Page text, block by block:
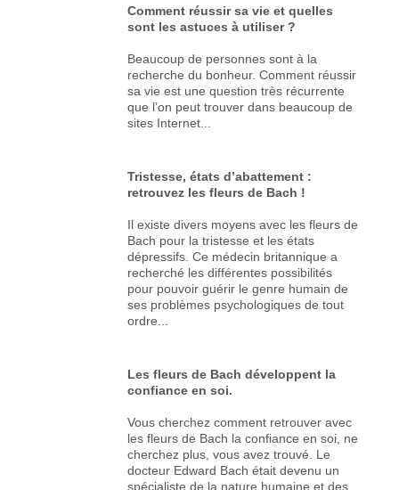
Comment réussir sa vie et quelles
sont les astuces à utiliser ?
Beaucoup de personnes sont à la
recherche du bonheur. Comment réussir
sa vie est une question très récurrente
que l’on peut trouver dans beaucoup de
sites Internet...
Tristesse, états d’abattement :
retrouvez les fleurs de Bach !
Il existe divers moyens avec les fleurs de
Bach pour la tristesse et les états
dépressifs. Ce médecin britannique a
recherché les différentes possibilités
pour pouvoir guérir le genre humain de
ses problèmes psychologiques de tout
ordre...
Les fleurs de Bach développent la
confiance en soi.
Vous cherchez comment retrouver avec
les fleurs de Bach la confiance en soi, ne
cherchez plus, vous avez trouvé. Le
docteur Edward Bach était devenu un
spécialiste de la nature humaine et des